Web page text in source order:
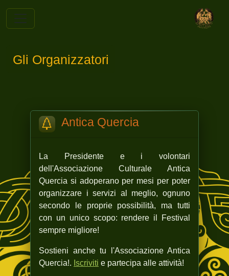
Gli Organizzatori
Antica Quercia
La Presidente e i volontari
dell'Associazione Culturale Antica
Quercia si adoperano per mesi per poter
organizzare i servizi al meglio, ognuno
secondo le proprie possibilità, ma tutti
con un unico scopo: rendere il Festival
sempre migliore!
Sostieni anche tu l'Associazione Antica
Quercia!. Iscriviti e partecipa alle attività!